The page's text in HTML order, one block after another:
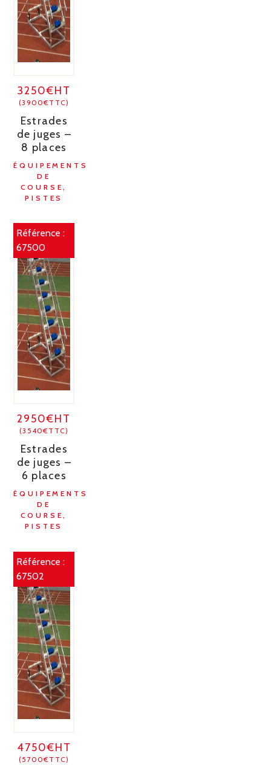
3250€HT
(3900€TTC)
Estrades
de juges –
8 places
ÉQUIPEMENTS
DE
COURSE,
PISTES
Référence :
67500
2950€HT
(3540€TTC)
Estrades
de juges –
6 places
ÉQUIPEMENTS
DE
COURSE,
PISTES
Référence :
67502
4750€HT
(5700€TTC)